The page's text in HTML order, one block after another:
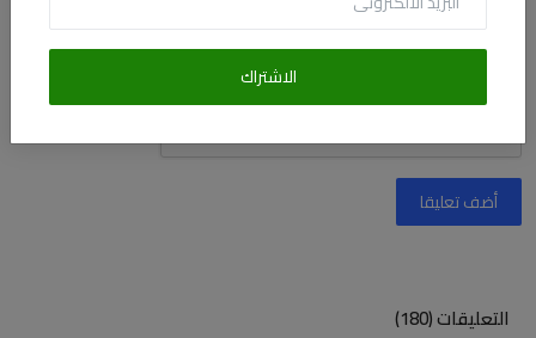
الاشتراك
أضف تعليقا
التعليقات (180)